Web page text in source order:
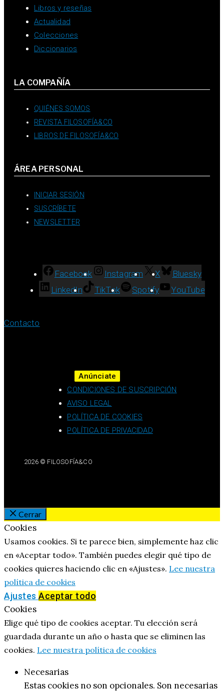
Libros y reseñas
Actualidad
Colecciones
Diccionarios
LA COMPAÑÍA
QUIÉNES SOMOS
REVISTA FILOSOFÍA&CO
LIBROS DE FILOSOFÍA&CO
ÁREA PERSONAL
INICIAR SESIÓN
SUSCRÍBETE
NEWSLETTER
Facebook Instagram X
Bluesky
LinkedIn
TikTok Spotify YouTube
Contacto
Anúnciate
CONDICIONES DE SUSCRIPCIÓN
AVISO LEGAL
POLÍTICA DE COOKIES
POLÍTICA DE PRIVACIDAD
2026 © FILOSOFÍA&CO
Cerrar
Cookies
Usamos cookies. Si te parece bien, simplemente haz clic
en «Aceptar todo». También puedes elegir qué tipo de
cookies quieres haciendo clic en «Ajustes». Lee nuestra
política de cookies
Ajustes Aceptar todo
Cookies
Elige qué tipo de cookies aceptar. Tu elección será
guardada durante un año o hasta que se eliminen las
cookies. Lee nuestra política de cookies
Necesarias
Estas cookies no son opcionales. Son necesarias